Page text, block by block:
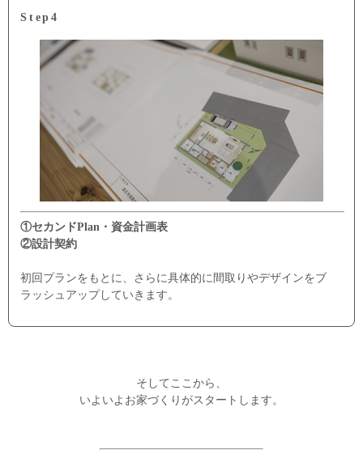
Step4
①セカンドPlan・資金計画表
②設計契約
初回プランをもとに、さらに具体的に間取りやデザインをブ
ラッシュアップしていきます。
そしてここから、
いよいよお家づくりがスタートします。